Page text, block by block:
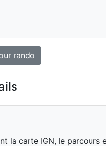
rando
la carte IGN, le parcours